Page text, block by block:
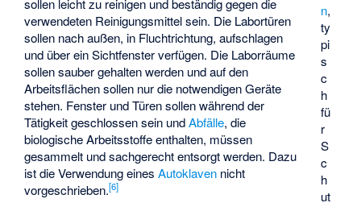
n,
ty
pi
s
c
h
fü
r
S
c
h
ut
verwendeten Reinigungsmittel sein. Die Labortüren
sollen nach außen, in Fluchtrichtung, aufschlagen
und über ein Sichtfenster verfügen. Die Laborräume
sollen sauber gehalten werden und auf den
Arbeitsflächen sollen nur die notwendigen Geräte
stehen. Fenster und Türen sollen während der
Tätigkeit geschlossen sein undAbfälle, die
biologische Arbeitsstoffe enthalten, müssen
gesammelt und sachgerecht entsorgt werden. Dazu
ist die Verwendung einesAutoklaven nicht
vorgeschrieben.[6]